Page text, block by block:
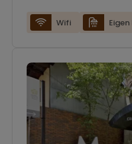
in de omgeving veel
Wifi